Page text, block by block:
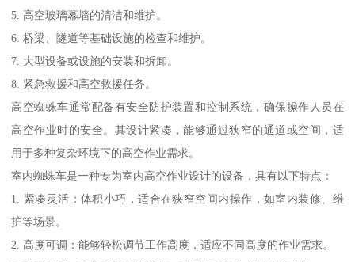
5. 高空玻璃幕墙的清洁和维护。
6. 桥梁、隧道等基础设施的检查和维护。
7. 大型设备或设施的安装和拆卸。
8. 紧急救援和高空救援任务。
高空蜘蛛车通常配备有安全防护装置和控制系统，确保操作人员在
高空作业时的安全。其设计紧凑，能够通过狭窄的通道或空间，适
用于多种复杂环境下的高空作业需求。
室内蜘蛛车是一种专为室内高空作业设计的设备，具有以下特点：
1. 紧凑灵活：体积小巧，适合在狭窄空间内操作，如室内装修、维
护等场景。
2. 高度可调：能够轻松调节工作高度，适应不同高度的作业需求。